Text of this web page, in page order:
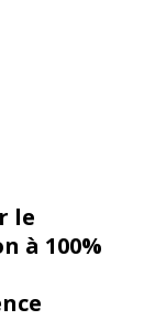
le
à 100%